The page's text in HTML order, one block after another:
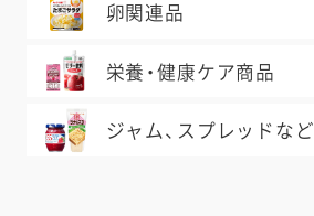
卵関連品
栄養・健康ケア商品
ジャム、スプレッドなど